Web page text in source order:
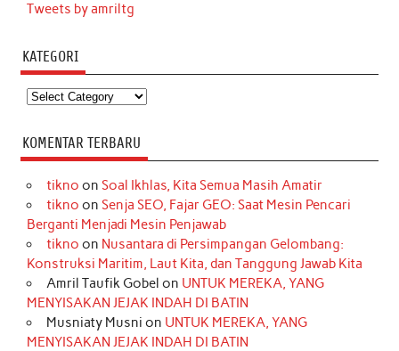
Tweets by amriltg
KATEGORI
Kategori
KOMENTAR TERBARU
tikno on Soal Ikhlas, Kita Semua Masih Amatir
tikno on Senja SEO, Fajar GEO: Saat Mesin Pencari
Berganti Menjadi Mesin Penjawab
tikno on Nusantara di Persimpangan Gelombang:
Konstruksi Maritim, Laut Kita, dan Tanggung Jawab Kita
Amril Taufik Gobel on UNTUK MEREKA, YANG
MENYISAKAN JEJAK INDAH DI BATIN
Musniaty Musni on UNTUK MEREKA, YANG
MENYISAKAN JEJAK INDAH DI BATIN